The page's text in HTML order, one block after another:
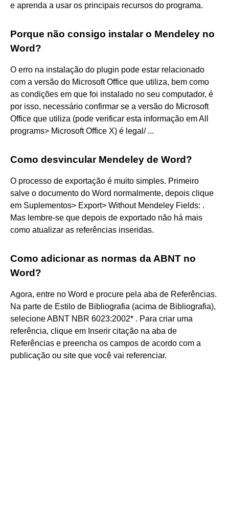
e aprenda a usar os principais recursos do programa.
Porque não consigo instalar o Mendeley no
Word?
O erro na instalação do plugin pode estar relacionado
com a versão do Microsoft Office que utiliza, bem como
as condições em que foi instalado no seu computador, é
por isso, necessário confirmar se a versão do Microsoft
Office que utiliza (pode verificar esta informação em All
programs> Microsoft Office X) é legal/ ...
Como desvincular Mendeley de Word?
O processo de exportação é muito simples. Primeiro
salve o documento do Word normalmente, depois clique
em Suplementos> Export> Without Mendeley Fields: .
Mas lembre-se que depois de exportado não há mais
como atualizar as referências inseridas.
Como adicionar as normas da ABNT no
Word?
Agora, entre no Word e procure pela aba de Referências.
Na parte de Estilo de Bibliografia (acima de Bibliografia),
selecione ABNT NBR 6023:2002* . Para criar uma
referência, clique em Inserir citação na aba de
Referências e preencha os campos de acordo com a
publicação ou site que você vai referenciar.